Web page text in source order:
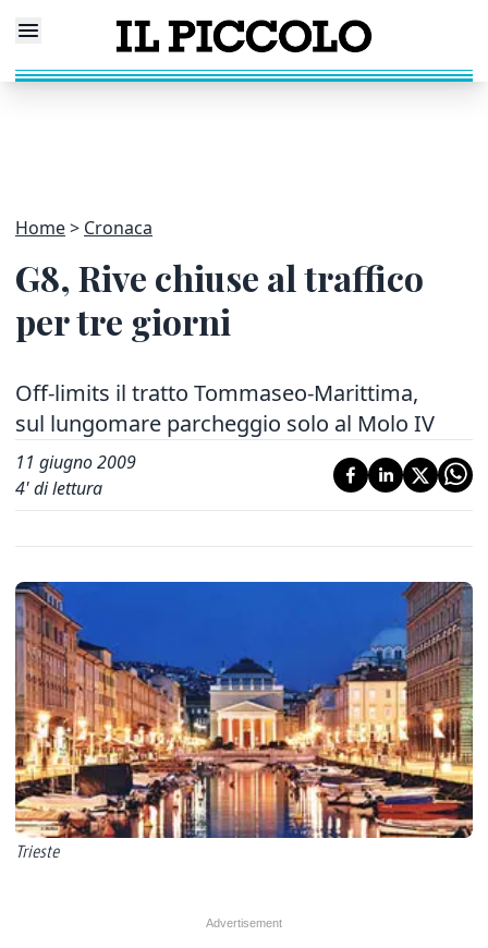
Home Cronaca
G8, Rive chiuse al traffico
per tre giorni
Off-limits il tratto Tommaseo-Marittima,
sul lungomare parcheggio solo al Molo IV
11 giugno 2009
4' di lettura
Trieste